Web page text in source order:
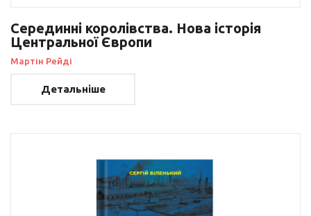
Серединні королівства. Нова історія
Центральної Європи
Мартін Рейді
Детальніше